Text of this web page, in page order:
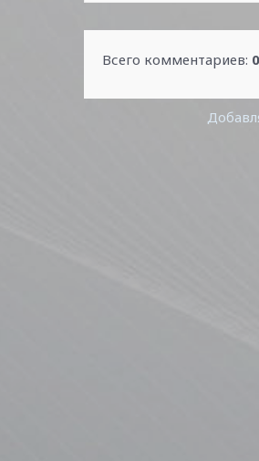
Всего комментариев: 0